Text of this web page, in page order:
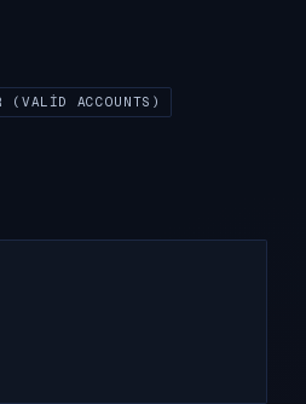
(VALID ACCOUNTS)